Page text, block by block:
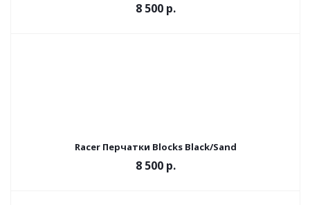
8 500 р.
Racer Перчатки Blocks Black/Sand
8 500 р.